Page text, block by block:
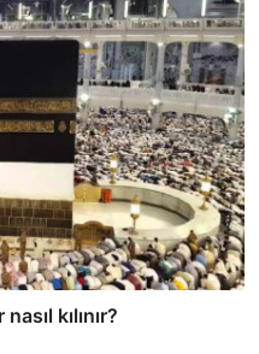
kılınır?